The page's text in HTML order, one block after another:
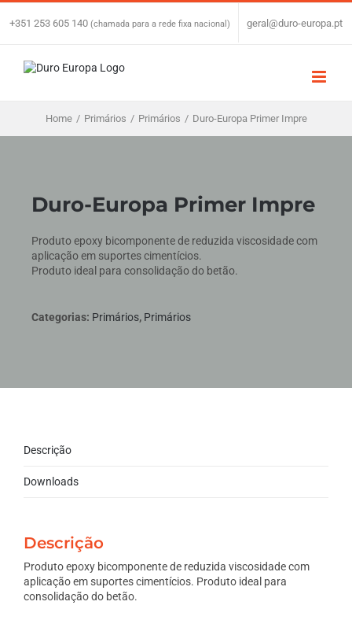
Skip
+351 253 605 140 (chamada para a rede fixa nacional) geral@duro-europa.pt
Home / Primários / Primários / Duro-Europa Primer Impre
Duro-Europa Primer Impre
Produto epoxy bicomponente de reduzida viscosidade com
aplicação em suportes cimentícios.
Produto ideal para consolidação do betão.
Categorias: Primários, Primários
Descrição
Downloads
Descrição
Produto epoxy bicomponente de reduzida viscosidade com
aplicação em suportes cimentícios. Produto ideal para
consolidação do betão.